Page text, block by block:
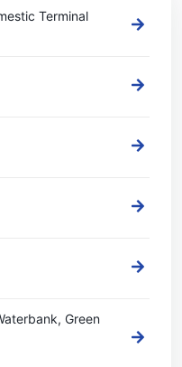
Terminal
Green